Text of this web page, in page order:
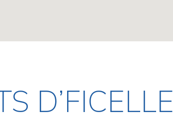
D’FICELLE